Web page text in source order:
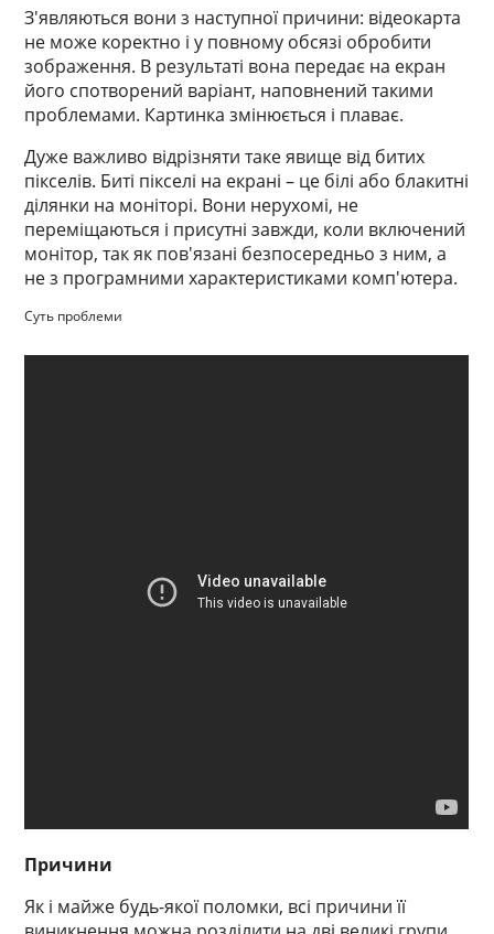
З'являються вони з наступної причини: відеокарта
не може коректно і у повному обсязі обробити
зображення. В результаті вона передає на екран
його спотворений варіант, наповнений такими
проблемами. Картинка змінюється і плаває.
Дуже важливо відрізняти таке явище від битих
пікселів. Биті пікселі на екрані – це білі або блакитні
ділянки на моніторі. Вони нерухомі, не
переміщаються і присутні завжди, коли включений
монітор, так як пов'язані безпосередньо з ним, а
не з програмними характеристиками комп'ютера.
Суть проблеми
Причини
Як і майже будь-якої поломки, всі причини її